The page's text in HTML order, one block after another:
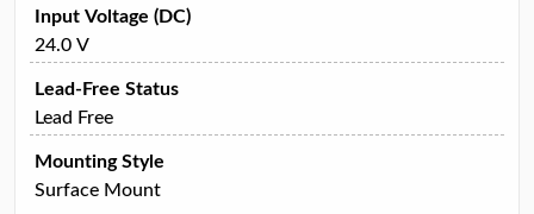
Input Voltage (DC)
24.0 V
Lead-Free Status
Lead Free
Mounting Style
Surface Mount